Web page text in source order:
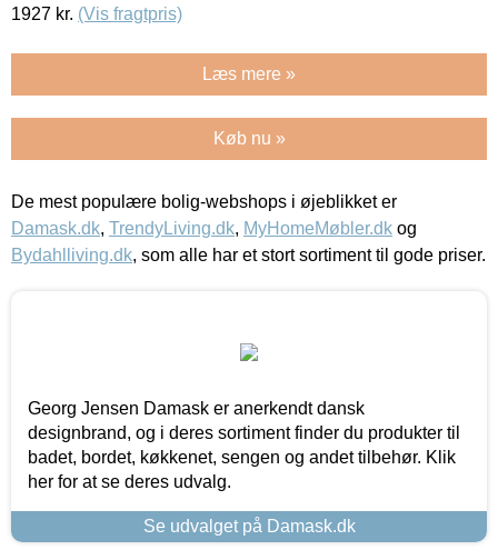
1927 kr. (Vis fragtpris)
Læs mere »
Køb nu »
De mest populære bolig-webshops i øjeblikket er
Damask.dk, TrendyLiving.dk, MyHomeMøbler.dk og
Bydahlliving.dk, som alle har et stort sortiment til gode priser.
Georg Jensen Damask er anerkendt dansk
designbrand, og i deres sortiment finder du produkter til
badet, bordet, køkkenet, sengen og andet tilbehør. Klik
her for at se deres udvalg.
Se udvalget på Damask.dk